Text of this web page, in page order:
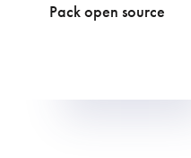
Pack open source
119,79€